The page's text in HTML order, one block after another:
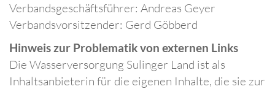
Verbandsgeschäftsführer: Andreas Geyer
Verbandsvorsitzender: Gerd Göbberd
Hinweis zur Problematik von externen Links
Die Wasserversorgung Sulinger Land ist als
Inhaltsanbieterin für die eigenen Inhalte, die sie zur